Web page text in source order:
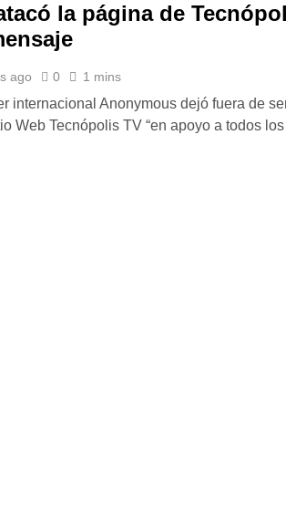
la página de
ago 0 1 mins
internacional Anonymous dejó fuera de
Web Tecnópolis TV “en apoyo a todos